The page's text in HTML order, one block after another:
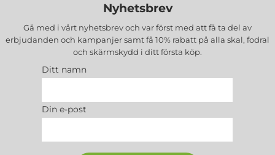
Nyhetsbrev
Gå med i vårt nyhetsbrev och var först med att få ta del av
erbjudanden och kampanjer samt få 10% rabatt på alla skal, fodral
och skärmskydd i ditt första köp.
Ditt namn
Din e-post